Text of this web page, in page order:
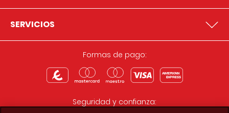
SERVICIOS
Formas de pago:
Seguridad y confianza: